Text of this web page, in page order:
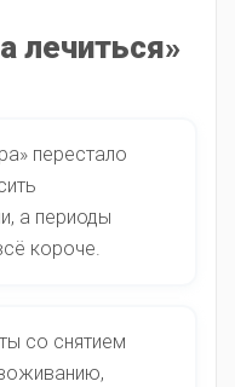
лечиться»
перестало
а периоды
короче.
со снятием